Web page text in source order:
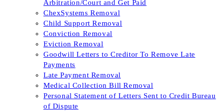
Arbitration/Court and Get Paid
ChexSystems Removal
Child Support Removal
Conviction Removal
Eviction Removal
Goodwill Letters to Creditor To Remove Late
Payments
Late Payment Removal
Medical Collection Bill Removal
Personal Statement of Letters Sent to Credit Bureau
of Dispute